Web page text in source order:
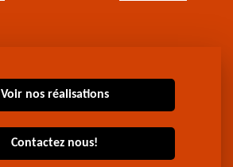
Voir nos réalisations
Contactez nous!